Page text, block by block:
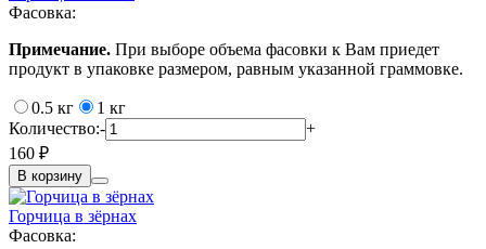
Фасовка:
Примечание. При выборе объема фасовки к Вам приедет
продукт в упаковке размером, равным указанной граммовке.
0.5 кг
1 кг
Количество:-
+
160 ₽
В корзину
Горчица в зёрнах
Фасовка: